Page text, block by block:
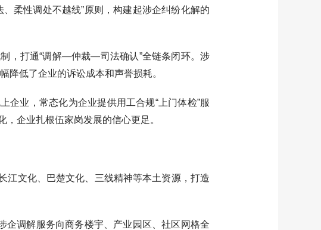
柔性调处不越线”原则，构建起涉企纠纷化解的
，打通“调解—仲裁—司法确认”全链条闭环。涉
降低了企业的诉讼成本和声誉损耗。
业，常态化为企业提供用工合规“上门体检”服
企业扎根伍家岗发展的信心更足。
文化、巴楚文化、三线精神等本土资源，打造
调解服务向商务楼宇、产业园区、社区网格全